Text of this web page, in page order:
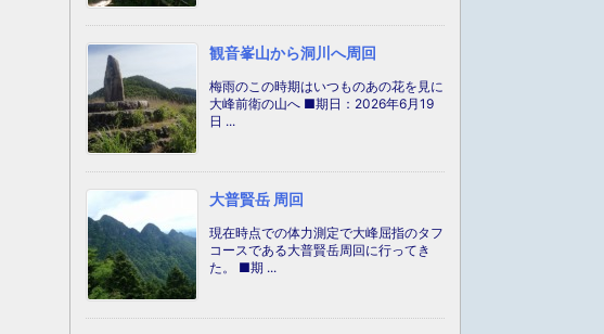
観音峯山から洞川へ周回
梅雨のこの時期はいつものあの花を見に
大峰前衛の山へ ■期日：2026年6月19
日 ...
大普賢岳 周回
現在時点での体力測定で大峰屈指のタフ
コースである大普賢岳周回に行ってき
た。 ■期 ...